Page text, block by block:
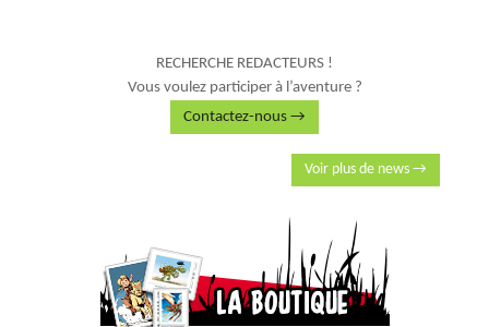
RECHERCHE REDACTEURS !
Vous voulez participer à l’aventure ?
Contactez-nous →
Voir plus de news →